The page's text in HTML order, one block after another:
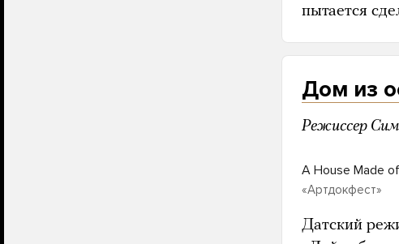
пытается
Дом из
Режиссер
A House Made
«Артдокфест»
Датский